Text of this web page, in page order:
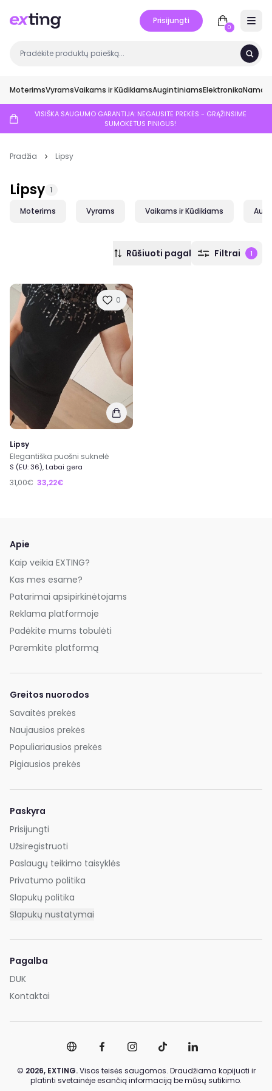
Prisijungti
0
MoterimsVyramsVaikams ir KūdikiamsAugintiniamsElektronikaNamai
VISIŠKA SAUGUMO GARANTIJA: NEGAUSITE PREKĖS - GRĄŽINSIME
SUMOKĖTUS PINIGUS!
Pradžia Lipsy
Lipsy 1
Moterims Vyrams Vaikams ir Kūdikiams
Rūšiuoti pagal Filtrai 1
0
Lipsy
Elegantiška puošni suknelė
S (EU: 36), Labai gera
31,00€ 33,22€
Apie
Kaip veikia EXTING?
Kas mes esame?
Patarimai apsipirkinėtojams
Reklama platformoje
Padėkite mums tobulėti
Paremkite platformą
Greitos nuorodos
Savaitės prekės
Naujausios prekės
Populiariausios prekės
Pigiausios prekės
Paskyra
Prisijungti
Užsiregistruoti
Paslaugų teikimo taisyklės
Privatumo politika
Slapukų politika
Slapukų nustatymai
Pagalba
DUK
Kontaktai
© 2026, EXTING.Visos teisės saugomos. Draudžiama kopijuoti ir
platinti svetainėje esančią informaciją be mūsų sutikimo.